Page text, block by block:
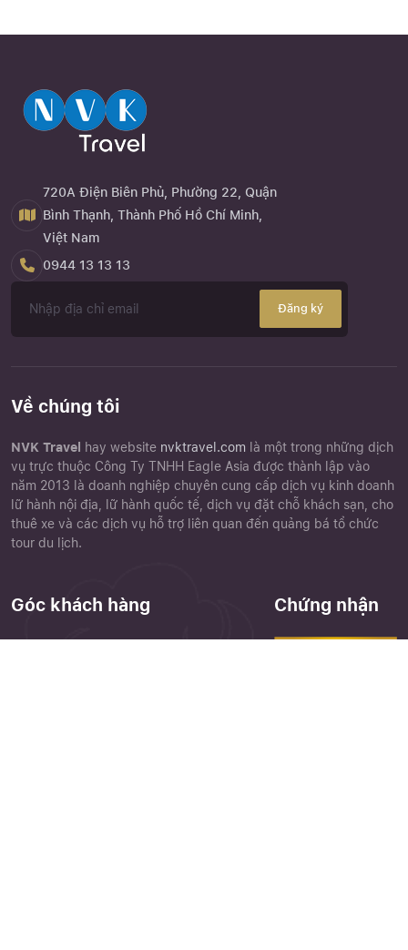
720A Điện Biên Phủ, Phường 22, Quận
Bình Thạnh, Thành Phố Hồ Chí Minh,
Việt Nam
0944 13 13 13
Đăng ký
Về chúng tôi
NVK Travel hay website nvktravel.com là một trong những dịch
vụ trực thuộc Công Ty TNHH Eagle Asia được thành lập vào
năm 2013 là doanh nghiệp chuyên cung cấp dịch vụ kinh doanh
lữ hành nội địa, lữ hành quốc tế, dịch vụ đặt chỗ khách sạn, cho
thuê xe và các dịch vụ hỗ trợ liên quan đến quảng bá tổ chức
tour du lịch.
Góc khách hàng Chứng nhận